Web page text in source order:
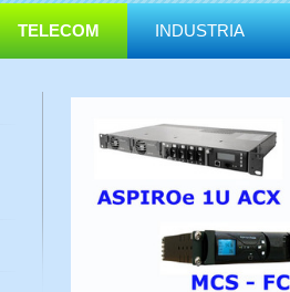
TELECOM INDUSTRIA